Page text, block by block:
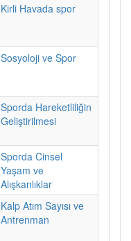
Kirli Havada spor
Sosyoloji ve Spor
Sporda Hareketliliğin
Geliştirilmesi
Sporda Cinsel
Yaşam ve
Alışkanlıklar
Kalp Atım Sayısı ve
Antrenman